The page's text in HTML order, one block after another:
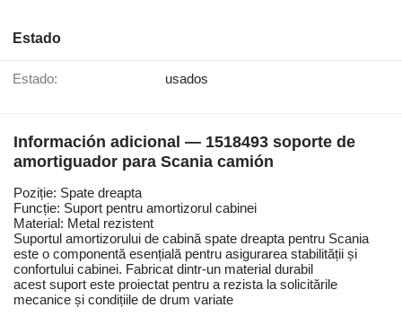
Estado
Estado: usados
Información adicional — 1518493 soporte de
amortiguador para Scania camión
Poziție: Spate dreapta
Funcție: Suport pentru amortizorul cabinei
Material: Metal rezistent
Suportul amortizorului de cabină spate dreapta pentru Scania
este o componentă esențială pentru asigurarea stabilității și
confortului cabinei. Fabricat dintr-un material durabil
acest suport este proiectat pentru a rezista la solicitările
mecanice și condițiile de drum variate